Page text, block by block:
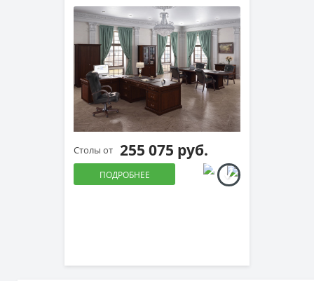
Столы от 255 075 руб.
ПОДРОБНЕЕ